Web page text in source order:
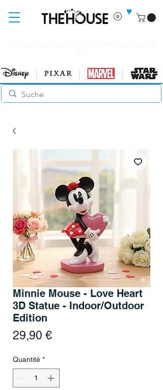
♥
Minnie Mouse - Love Heart
3D Statue - Indoor/Outdoor
Edition
29,90 €Prix
Quantité *